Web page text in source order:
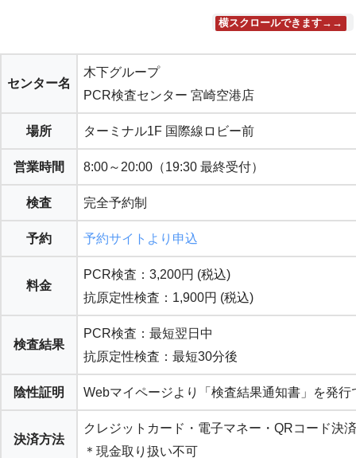
横スクロールできます→→
センター名
木下グループ
PCR検査センター 宮崎空港店
場所 ターミナル1F 国際線ロビー前
営業時間 8:00～20:00（19:30 最終受付）
検査 完全予約制
予約 予約サイトより申込
料金
PCR検査：3,200円 (税込)
抗原定性検査：1,900円 (税込)
検査結果
PCR検査：最短翌日中
抗原定性検査：最短30分後
陰性証明 Webマイページより「検査結果通知書」を発行
決済方法
クレジットカード・電子マネー・QRコード決
＊現金取り扱い不可